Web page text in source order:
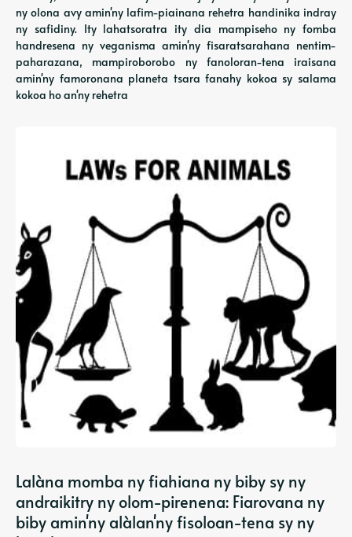
ny olona avy amin'ny lafim-piainana rehetra handinika indray
ny safidiny. Ity lahatsoratra ity dia mampiseho ny fomba
handresena ny veganisma amin'ny fisaratsarahana nentim-
paharazana, mampiroborobo ny fanoloran-tena iraisana
amin'ny famoronana planeta tsara fanahy kokoa sy salama
kokoa ho an'ny rehetra
Lalàna momba ny fiahiana ny biby sy ny
andraikitry ny olom-pirenena: Fiarovana ny
biby amin'ny alàlan'ny fisoloan-tena sy ny